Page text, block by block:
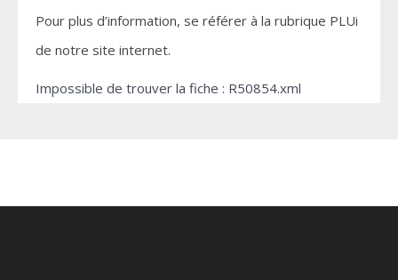
Pour plus d’information, se référer à la rubrique PLUi
de notre site internet.
Impossible de trouver la fiche : R50854.xml